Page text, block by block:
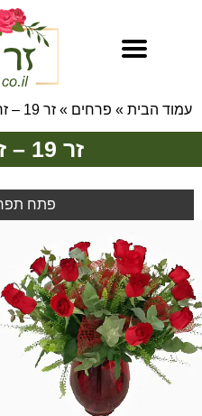
עמוד הבית » פרחים » זר 19 – זר ברכות
זר 19 – זר ברכות
פתח